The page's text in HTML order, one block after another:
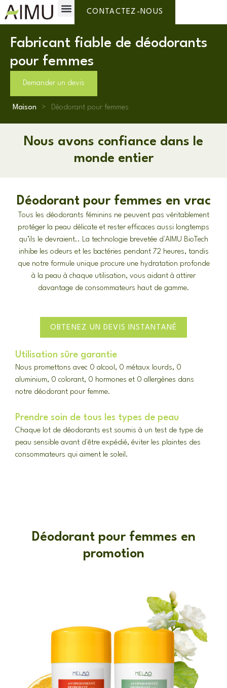
CONTACTEZ-NOUS
Fabricant fiable de déodorants
pour femmes
Demander un devis
Maison > Déodorant pour femmes
Nous avons confiance dans le
monde entier
Déodorant pour femmes en vrac
Tous les déodorants féminins ne peuvent pas véritablement
protéger la peau délicate et rester efficaces aussi longtemps
qu’ils le devraient.. La technologie brevetée d'AIMU BioTech
inhibe les odeurs et les bactéries pendant 72 heures, tandis
que notre formule unique procure une hydratation profonde
à la peau à chaque utilisation, vous aidant à attirer
davantage de consommateurs haut de gamme.
OBTENEZ UN DEVIS INSTANTANÉ
Utilisation sûre garantie
Nous promettons avec 0 alcool, 0 métaux lourds, 0
aluminium, 0 colorant, 0 hormones et 0 allergènes dans
notre déodorant pour femme.
Prendre soin de tous les types de peau
Chaque lot de déodorants est soumis à un test de type de
peau sensible avant d'être expédié, éviter les plaintes des
consommateurs qui aiment le soleil.
Déodorant pour femmes en
promotion